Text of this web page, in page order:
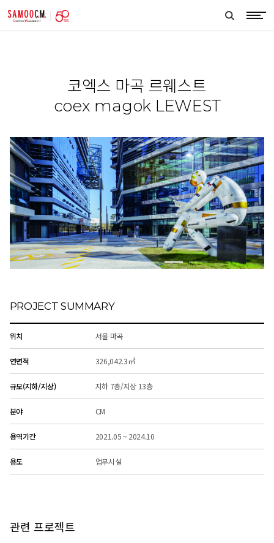
samoocm
search
코엑스 마곡 르웨스트
coex magok LEWEST
PROJECT SUMMARY
위치 서울 마곡
연면적 326,042.3㎡
규모(지하/지상) 지하 7층/지상 13층
분야 CM
용역기간 2021.05 ~ 2024.10
용도 업무시설
관련 프로젝트